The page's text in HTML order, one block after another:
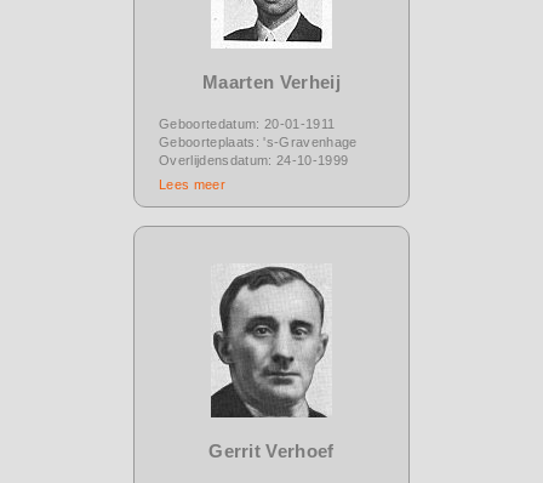
Maarten Verheij
Geboortedatum: 20-01-1911
Geboorteplaats: 's-Gravenhage
Overlijdensdatum: 24-10-1999
Lees meer
Gerrit Verhoef